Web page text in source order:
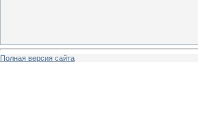
Полная версия сайта